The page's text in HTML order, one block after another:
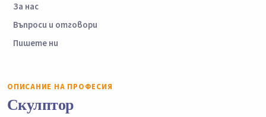
За нас
Въпроси и отговори
Пишете ни
ОПИСАНИЕ НА ПРОФЕСИЯ
Скулптор